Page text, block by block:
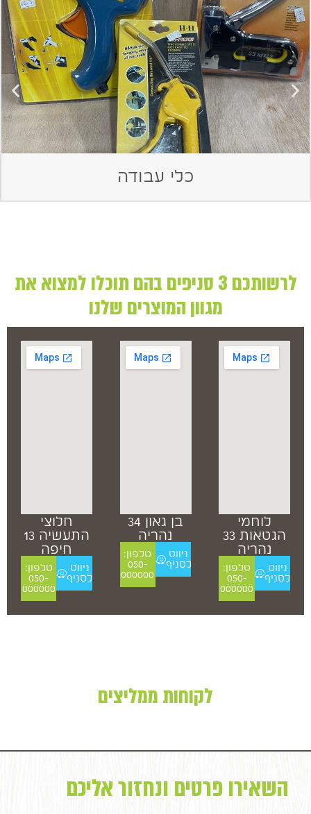
כלי עבודה
לרשותכם 3 סניפים בהם תוכלו למצוא את
מגוון המוצרים שלנו
לוחמי
הגטאות 33
נהריה
ניווט
לסניף
טלפון:
050-
000000
בן גאון 34
נהריה
ניווט
לסניף
טלפון:
050-
000000
חלוצי
התעשיה 13
חיפה
ניווט
לסניף
טלפון:
050-
000000
לקוחות ממליצים
השאירו פרטים ונחזור אליכם